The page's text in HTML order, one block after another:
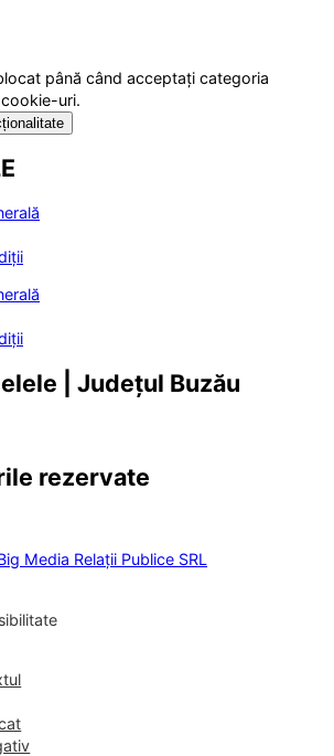
până când acceptați categoria
uri.
| Județul Buzău
rezervate
Media Relații Publice SRL